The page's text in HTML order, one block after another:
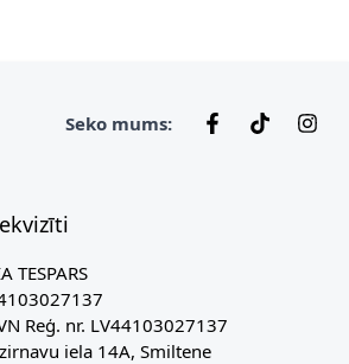
Seko mums:
TESPARS
Reģ. nr. LV44103027137
iela 14A, Smiltene